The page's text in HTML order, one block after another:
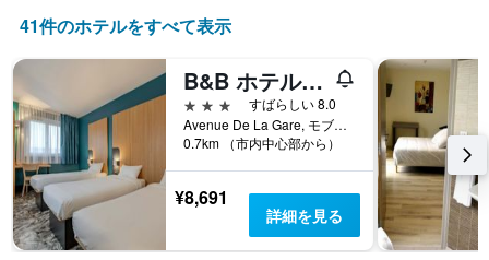
の
1​
本
は、
客
室
の
平
均
に
変
化
る
か
を
表
し
て
い
ま
41件のホテルをすべて表示
B&B ホテル マウベージュ 駅
3つ星
すばらしい 8.0
Avenue De La Gare, モブージュ, ノール県, フランス
0.7km （市内中心部から）
¥8,691
詳細を見る